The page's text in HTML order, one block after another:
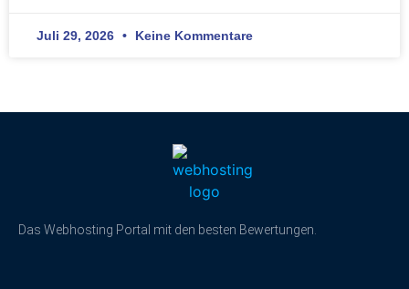
Juli 29, 2026 Keine Kommentare
Das Webhosting Portal mit den besten Bewertungen.